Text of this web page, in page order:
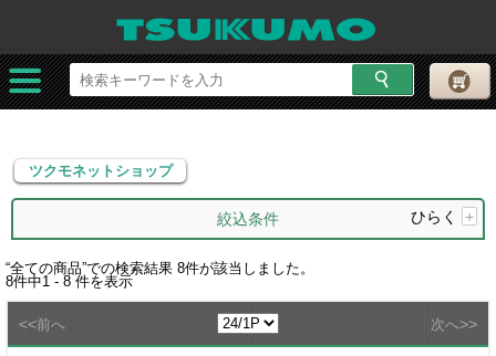
ツクモネットショップ
ツクモネットショップ
絞込条件 ひらく +
“全ての商品”での検索結果 8件が該当しました。
8件中1 - 8 件を表示
<<前へ 次へ>>